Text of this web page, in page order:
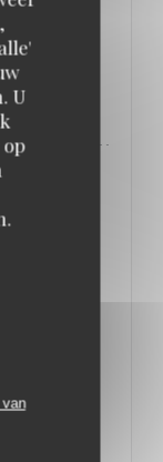
U
cochon !
NIEUW
? (16-